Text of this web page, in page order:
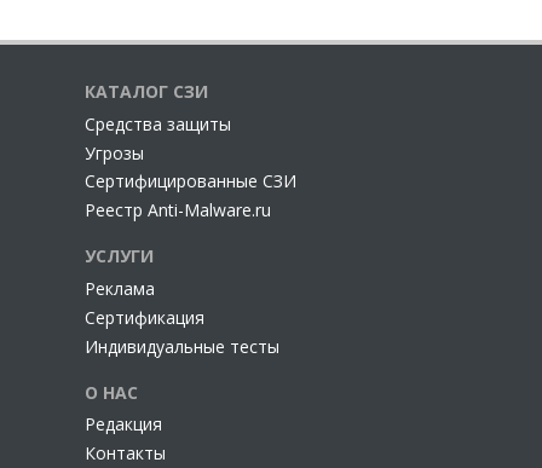
КАТАЛОГ СЗИ
Cредства защиты
Угрозы
Сертифицированные СЗИ
Реестр Anti-Malware.ru
УСЛУГИ
Реклама
Сертификация
Индивидуальные тесты
О НАС
Редакция
Контакты